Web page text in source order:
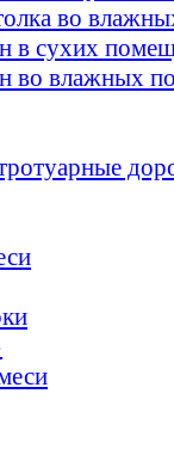
во
в сухих
во влажных